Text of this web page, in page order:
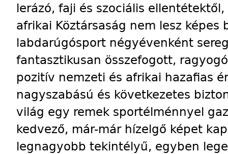
lerázó, faji és szociális
afrikai Köztársaság nem lesz
labdarúgósport négyévenként
fantasztikusan összefogott,
pozitív nemzeti és afrikai hazafias
nagyszabású és következetes
világ egy remek sportélménnyel
kedvező, már-már hízelgő képet
legnagyobb tekintélyű, egyben